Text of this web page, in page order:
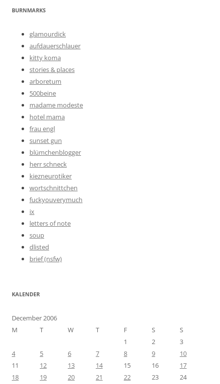
BURNMARKS
glamourdick
aufdauerschlauer
kitty koma
stories & places
arboretum
500beine
madame modeste
hotel mama
frau engl
sunset gun
blümchenblogger
herr schneck
kiezneurotiker
wortschnittchen
fuckyouverymuch
ix
letters of note
soup
dlisted
brief (nsfw)
KALENDER
December 2006
M
T W T F S
S
1
2
3
4
5 6 7 8 9
10
11
12 13 14 15 16
17
18
19 20 21 22 23
24